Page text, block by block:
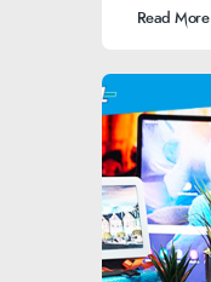
Read More